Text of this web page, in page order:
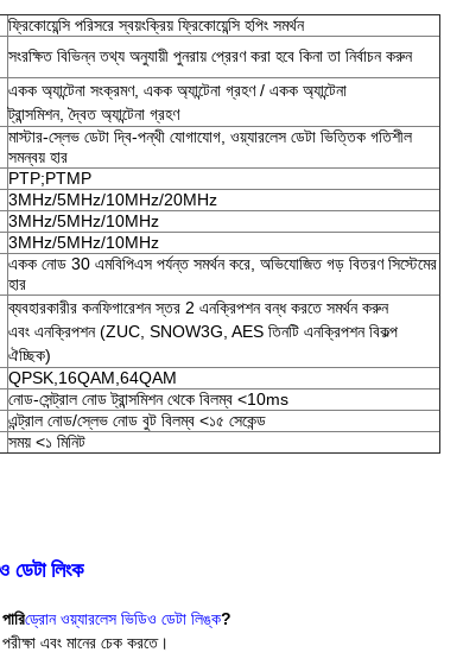
ফ্রিকোয়েন্সি পরিসরে স্বয়ংক্রিয় ফ্রিকোয়েন্সি হপিং সমর্থন
সংরক্ষিত বিভিন্ন তথ্য অনুযায়ী পুনরায় প্রেরণ করা হবে কিনা তা নির্বাচন করুন
একক অ্যান্টেনা সংক্রমণ, একক অ্যান্টেনা গ্রহণ / একক অ্যান্টেনা
ট্রান্সমিশন, দ্বৈত অ্যান্টেনা গ্রহণ
মাস্টার-স্লেভ ডেটা দ্বি-পন্থী যোগাযোগ, ওয়্যারলেস ডেটা ভিত্তিক গতিশীল
সমন্বয় হার
PTP;PTMP
3MHz/5MHz/10MHz/20MHz
3MHz/5MHz/10MHz
3MHz/5MHz/10MHz
একক নোড 30 এমবিপিএস পর্যন্ত সমর্থন করে, অভিযোজিত গড় বিতরণ সিস্টেমের
হার
ব্যবহারকারীর কনফিগারেশন স্তর 2 এনক্রিপশন বন্ধ করতে সমর্থন করুন
এবং এনক্রিপশন (ZUC, SNOW3G, AES তিনটি এনক্রিপশন বিকল্প
ঐচ্ছিক)
QPSK,16QAM,64QAM
নোড-সেন্ট্রাল নোড ট্রান্সমিশন থেকে বিলম্ব <10ms
এন্ট্রাল নোড/স্লেভ নোড বুট বিলম্ব <১৫ সেকেন্ড
সময় <১ মিনিট
ডেটা লিংক
ড্রোন ওয়্যারলেস ভিডিও ডেটা লিঙ্ক?
এবং মানের চেক করতে।